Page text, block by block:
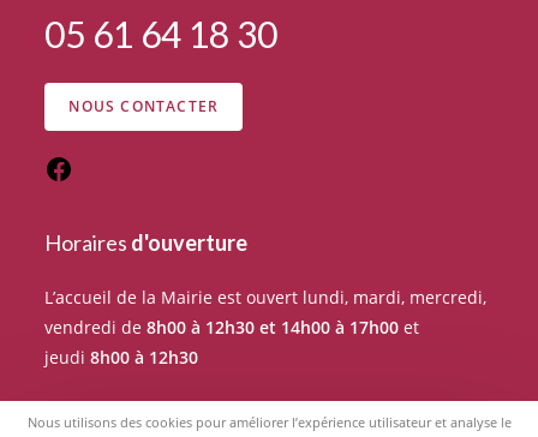
05 61 64 18 30
NOUS CONTACTER
Horaires d'ouverture
L’accueil de la Mairie est ouvert lundi, mardi, mercredi,
vendredi de8h00 à 12h30 et 14h00 à 17h00 et
jeudi8h00 à 12h30
Pour tout rendez-vous avec un élu du Conseil
Nous utilisons des cookies pour améliorer l’expérience utilisateur et analyse le